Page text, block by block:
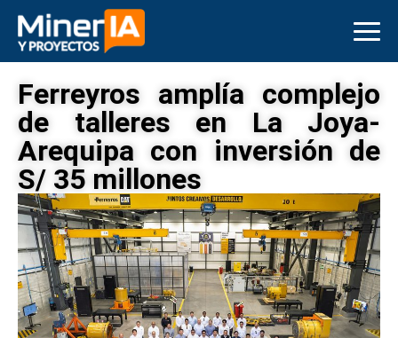
Ferreyros amplía complejo
de talleres en La Joya-
Arequipa con inversión de
S/ 35 millones